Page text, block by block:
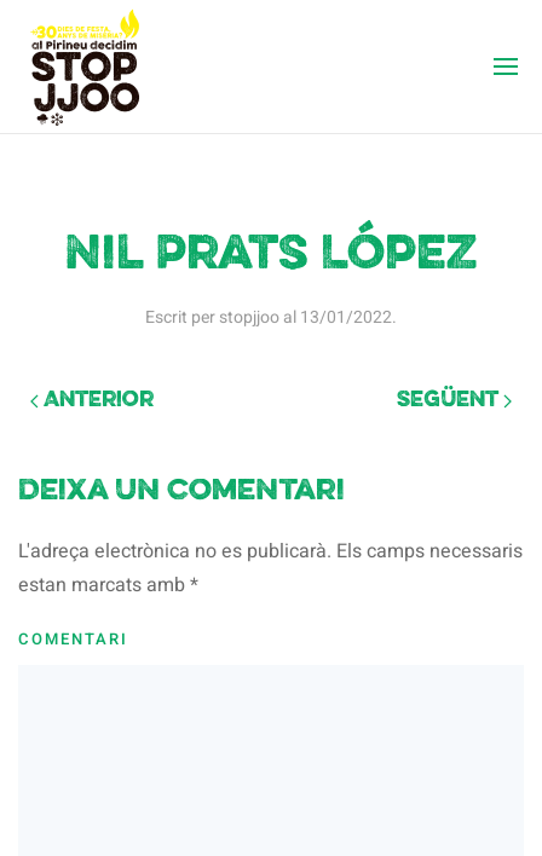
Nil Prats López
Escrit perstopjjooal13/01/2022.
Anterior Següent
Deixa un comentari
L'adreça electrònica no es publicarà. Els camps necessaris
estan marcats amb*
COMENTARI